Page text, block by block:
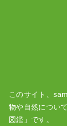
このサイト、
物や自然につい
図鑑」です。